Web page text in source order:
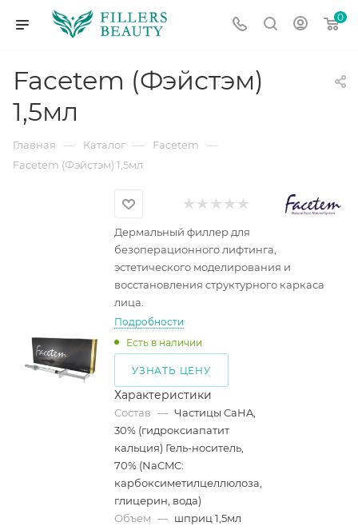
0
Facetem (Фэйстэм)
1,5мл
Главная — Каталог — Facetem —
Facetem (Фэйстэм) 1,5мл
Дермальный филлер для
безоперационного лифтинга,
эстетического моделирования и
восстановления структурного каркаса
лица.
Подробности
Есть в наличии
УЗНАТЬ ЦЕНУ
Характеристики
Состав — Частицы CaHA,
30% (гидроксиапатит
кальция) Гель-носитель,
70% (NaCMC:
карбоксиметилцеллюлоза,
глицерин, вода)
Объем — шприц 1,5мл